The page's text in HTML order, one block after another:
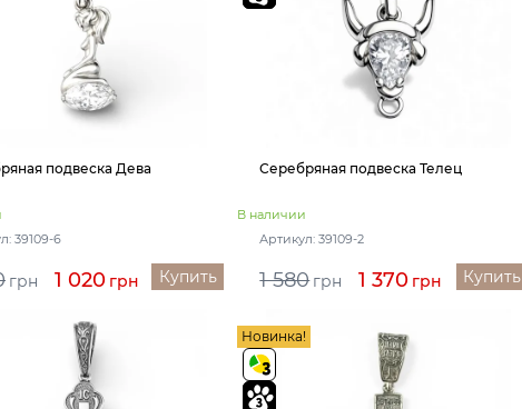
подвеска Дева
39109-6
грн 1 020 грн Купить
Серебряная подвеска Телец
В наличии
Артикул: 39109-2
1 580 грн 1 370 грн Купить
Новинка!